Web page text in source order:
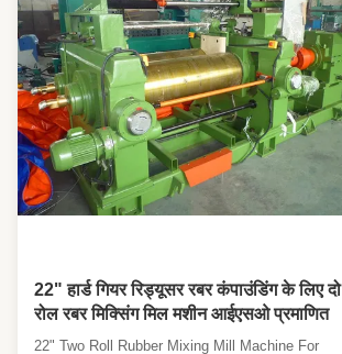
22" हार्ड गियर रिड्यूसर रबर कंपाउंडिंग के लिए दो
रोल रबर मिक्सिंग मिल मशीन आईएसओ प्रमाणित
22" Two Roll Rubber Mixing Mill Machine For